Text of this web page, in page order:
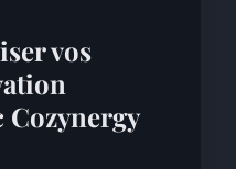
vos
Cozynergy